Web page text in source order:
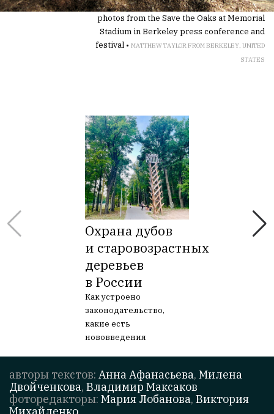
photos from the Save the Oaks at Memorial
Stadium in Berkeley press conference and
festival • MATTHEW TAYLOR FROM BERKELEY, UNITED
STATES
Охрана дубов
и старовозрастных
деревьев
в России
Как устроено
законодательство,
какие есть
нововведения
авторы текстов: Анна Афанасьева, Милена
Двойченкова, Владимир Максаков
фоторедакторы: Мария Лобанова, Виктория